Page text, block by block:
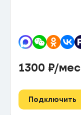
1300 ₽/мес
Подключить